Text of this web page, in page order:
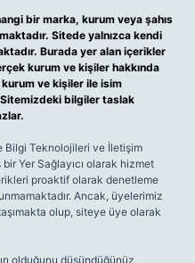
bir marka, kurum veya şahıs
Sitede yalnızca kendi
Burada yer alan içerikler
kurum ve kişiler hakkında
kurum ve kişiler ile isim
bilgiler taslak
Bilgi Teknolojileri ve İletişim
Yer Sağlayıcı olarak hizmet
proaktif olarak denetleme
Ancak, üyelerimiz
olup, siteye üye olarak
olduğunu düşündüğünüz